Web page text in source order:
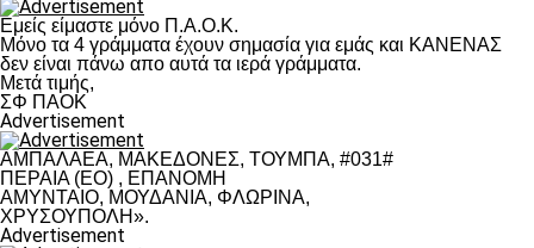
Εμείς είμαστε μόνο Π.Α.Ο.Κ.
Μόνο τα 4 γράμματα έχουν σημασία για εμάς και ΚΑΝΕΝΑΣ
δεν είναι πάνω απο αυτά τα ιερά γράμματα.
Μετά τιμής,
ΣΦ ΠΑΟΚ
Advertisement
ΑΜΠΑΛΑΕΑ, ΜΑΚΕΔΟΝΕΣ, ΤΟΥΜΠΑ, #031#
ΠΕΡΑΙΑ (ΕΟ) , ΕΠΑΝΟΜΗ
ΑΜΥΝΤΑΙΟ, ΜΟΥΔΑΝΙΑ, ΦΛΩΡΙΝΑ,
ΧΡΥΣΟΥΠΟΛΗ».
Advertisement